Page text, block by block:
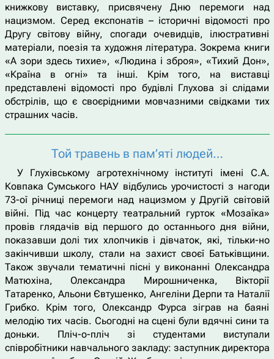
книжкову виставку, присвячену Дню перемоги над
нацизмом. Серед експонатів – історичні відомості про
Другу світову війну, спогади очевидців, ілюстративні
матеріали, поезія та художня література. Зокрема книги
«А зори здесь тихие», «Людина і зброя», «Тихий Дон»,
«Країна в огні» та інші. Крім того, на виставці
представлені відомості про будівлі Глухова зі слідами
обстрілів, що є своєрідними мовчазними свідками тих
страшних часів.
Той травень в пам’яті людей…
У Глухівському агротехнічному інституті імені С.А.
Ковпака Сумського НАУ відбулись урочистості з нагоди
73-ої річниці перемоги над нацизмом у Другій світовій
війні. Під час концерту театральний гурток «Мозаїка»
провів глядачів від першого до останнього дня війни,
показавши долі тих хлопчиків і дівчаток, які, тільки-но
закінчивши школу, стали на захист своєї Батьківщини.
Також звучали тематичні пісні у виконанні Олександра
Матюхіна, Олександра Мирошниченка, Вікторії
Татаренко, Альони Євтушенко, Ангеліни Дерпи та Наталії
Грибко. Крім того, Олександр Фурса зіграв на баяні
мелодію тих часів. Сьогодні на сцені були вдячні сини та
доньки. Пліч-о-пліч зі студентами виступали
співробітники навчального закладу: заступник директора